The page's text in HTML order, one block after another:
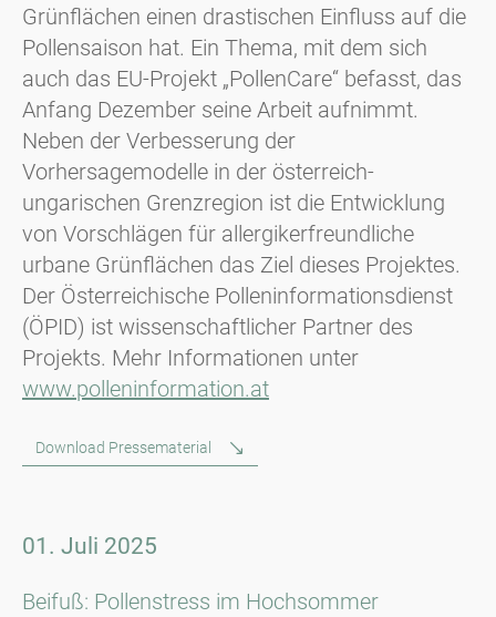
Grünflächen einen drastischen Einfluss auf die
Pollensaison hat. Ein Thema, mit dem sich
auch das EU-Projekt „PollenCare“ befasst, das
Anfang Dezember seine Arbeit aufnimmt.
Neben der Verbesserung der
Vorhersagemodelle in der österreich-
ungarischen Grenzregion ist die Entwicklung
von Vorschlägen für allergikerfreundliche
urbane Grünflächen das Ziel dieses Projektes.
Der Österreichische Polleninformationsdienst
(ÖPID) ist wissenschaftlicher Partner des
Projekts. Mehr Informationen unter
www.polleninformation.at
Download Pressematerial
01. Juli 2025
Beifuß: Pollenstress im Hochsommer